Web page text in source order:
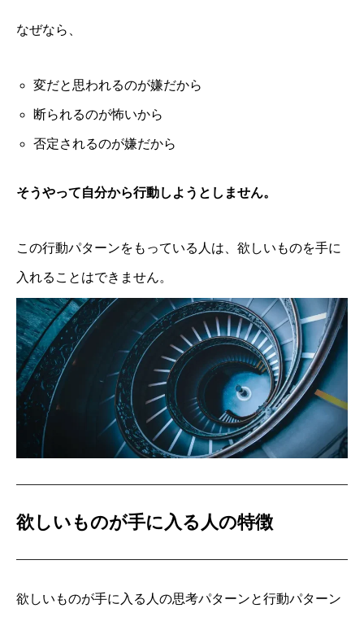
なぜなら、
変だと思われるのが嫌だから
断られるのが怖いから
否定されるのが嫌だから
そうやって自分から行動しようとしません。
この行動パターンをもっている人は、欲しいものを手に
入れることはできません。
欲しいものが手に入る人の特徴
欲しいものが手に入る人の思考パターンと行動パターン